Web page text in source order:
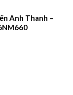
Anh Thanh –